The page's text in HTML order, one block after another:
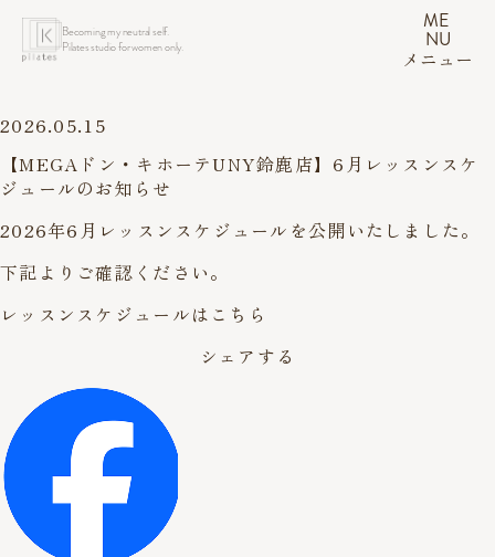
Becoming my neutral self.
Pilates studio for women only.
ME
NU
メニュー
2026.05.15
【MEGAドン・キホーテUNY鈴鹿店】6月レッスンスケ
ジュールのお知らせ
2026年6月レッスンスケジュールを公開いたしました。
下記よりご確認ください。
レッスンスケジュールはこちら
シェアする